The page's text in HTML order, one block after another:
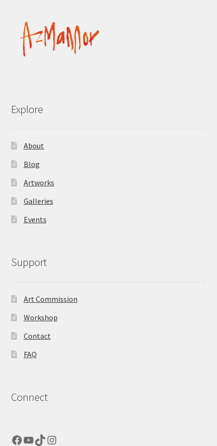
Explore
About
Blog
Artworks
Galleries
Events
Support
Art Commission
Workshop
Contact
FAQ
Connect
Facebook
YouTube
TikTok
Instagram